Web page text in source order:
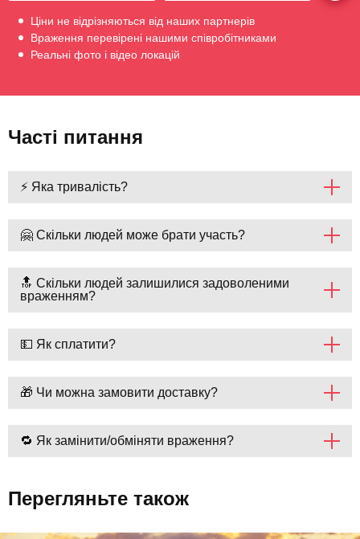
Ціни не відрізняються від наших партнерів
Враження перевірені нашими співробітниками
Реальні фото і відео локацій
Часті питання
⚡ Яка тривалість?
🤗 Скільки людей може брати участь?
🔝 Скільки людей залишилися задоволеними
враженням?
💵 Як сплатити?
🎁 Чи можна замовити доставку?
🔁 Як замінити/обміняти враження?
Перегляньте також